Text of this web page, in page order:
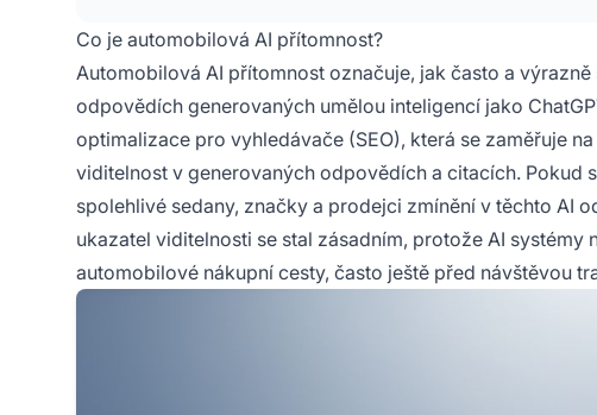
Co je automobilová AI přítomnost?
Automobilová AI přítomnost označuje, jak často a
odpovědích generovaných umělou inteligencí jako
optimalizace pro vyhledávače (SEO), která se zaměřuje
viditelnost v generovaných odpovědích a citacích. Pokud
spolehlivé sedany, značky a prodejci zmínění v těchto AI
ukazatel viditelnosti se stal zásadním, protože AI
automobilové nákupní cesty, často ještě před návštěvou